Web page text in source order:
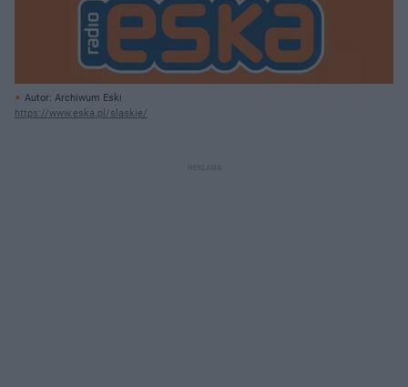
Autor: Archiwum Eski
https://www.eska.pl/slaskie/